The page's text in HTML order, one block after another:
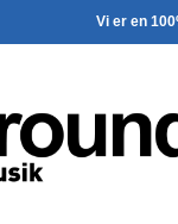
Vi er en